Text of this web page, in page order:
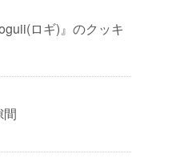
ロギ)』のクッキ
間